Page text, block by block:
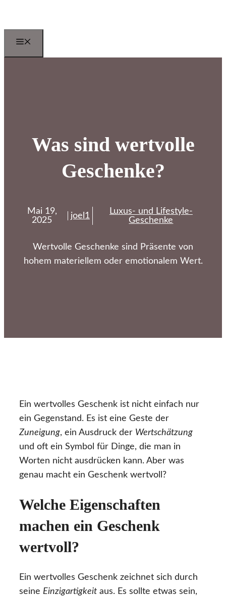
springen
Was sind wertvolle
Geschenke?
Mai 19,
2025
joel1
Luxus- und Lifestyle-
Geschenke
Wertvolle Geschenke sind Präsente von
hohem materiellem oder emotionalem Wert.
Ein wertvolles Geschenk ist nicht einfach nur
ein Gegenstand. Es ist eine Geste der
Zuneigung, ein Ausdruck der Wertschätzung
und oft ein Symbol für Dinge, die man in
Worten nicht ausdrücken kann. Aber was
genau macht ein Geschenk wertvoll?
Welche Eigenschaften
machen ein Geschenk
wertvoll?
Ein wertvolles Geschenk zeichnet sich durch
seine Einzigartigkeit aus. Es sollte etwas sein,